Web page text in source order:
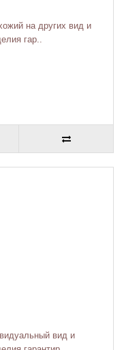
на других вид и
гар..
вид и